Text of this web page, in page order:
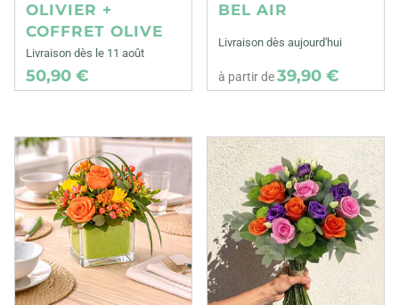
OLIVIER +
COFFRET OLIVE
Livraison dès le 11 août
50,90 €
BEL AIR
Livraison dès aujourd'hui
à partir de39,90 €